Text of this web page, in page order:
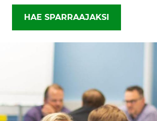
HAE SPARRAAJAKSI